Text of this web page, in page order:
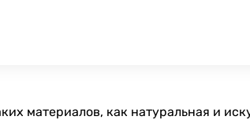
материалов, как натуральная и